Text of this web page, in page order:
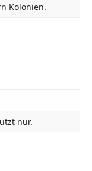
Kolonien.
nur.